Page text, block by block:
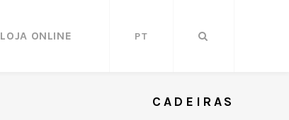
PT
LOJA ONLINE
CADEIRAS